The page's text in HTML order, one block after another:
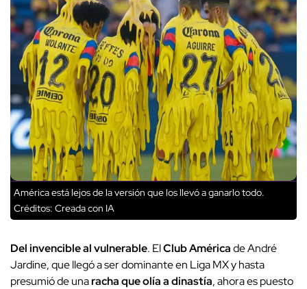
América está lejos de la versión que los llevó a ganarlo todo.
Créditos: Creada con IA
Del invencible al vulnerable. ElClub Américade André
Jardine, que llegó a ser dominante en Liga MX y hasta
presumió de unaracha que olía a dinastía, ahora es puesto